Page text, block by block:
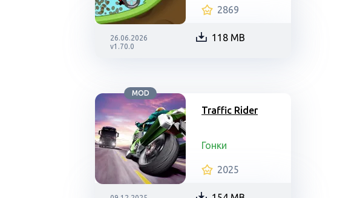
2869
26.06.2026
v1.70.0
118 MB
MOD
Traffic Rider
Гонки
2025